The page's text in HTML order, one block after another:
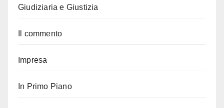
Giudiziaria e Giustizia
Il commento
Impresa
In Primo Piano